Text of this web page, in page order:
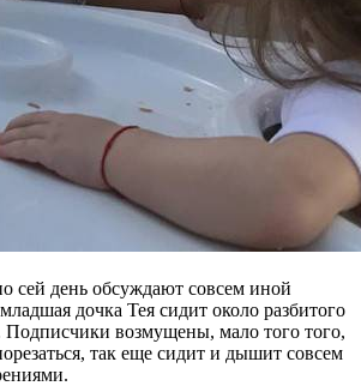
сей день обсуждают совсем иной
дочка Тея сидит около разбитого
Подписчики возмущены, мало того того,
так еще сидит и дышит совсем